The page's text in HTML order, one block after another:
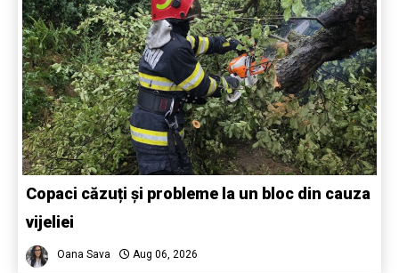
Copaci căzuți și probleme la un bloc din cauza
vijeliei
Oana Sava Aug 06, 2026